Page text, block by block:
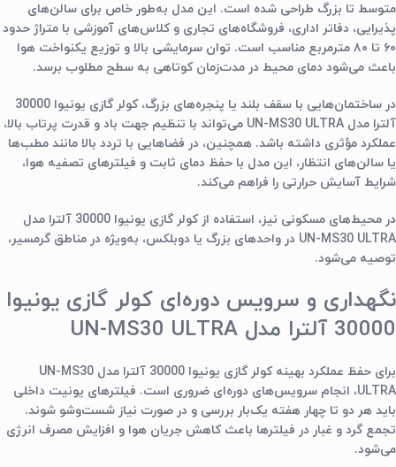
متوسط تا بزرگ طراحی شده است. این مدل به‌طور خاص برای سالن‌های
پذیرایی، دفاتر اداری، فروشگاه‌های تجاری و کلاس‌های آموزشی با متراژ حدود
۶۰ تا ۸۰ مترمربع مناسب است. توان سرمایشی بالا و توزیع یکنواخت هوا
باعث می‌شود دمای محیط در مدت‌زمان کوتاهی به سطح مطلوب برسد.
در ساختمان‌هایی با سقف بلند یا پنجره‌های بزرگ، کولر گازی یونیوا 30000
آلترا مدل UN-MS30 ULTRA می‌تواند با تنظیم جهت باد و قدرت پرتاب بالا،
عملکرد مؤثری داشته باشد. همچنین، در فضاهایی با تردد بالا مانند مطب‌ها
یا سالن‌های انتظار، این مدل با حفظ دمای ثابت و فیلترهای تصفیه هوا،
شرایط آسایش حرارتی را فراهم می‌کند.
در محیط‌های مسکونی نیز، استفاده از کولر گازی یونیوا 30000 آلترا مدل
UN-MS30 ULTRA در واحدهای بزرگ یا دوبلکس، به‌ویژه در مناطق گرمسیر،
توصیه می‌شود.
نگهداری و سرویس دوره‌ای کولر گازی یونیوا
30000 آلترا مدل UN-MS30 ULTRA
برای حفظ عملکرد بهینه کولر گازی یونیوا 30000 آلترا مدل UN-MS30
ULTRA، انجام سرویس‌های دوره‌ای ضروری است. فیلترهای یونیت داخلی
باید هر دو تا چهار هفته یک‌بار بررسی و در صورت نیاز شست‌وشو شوند.
تجمع گرد و غبار در فیلترها باعث کاهش جریان هوا و افزایش مصرف انرژی
می‌شود.